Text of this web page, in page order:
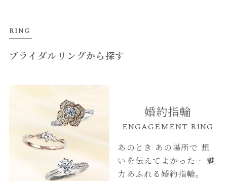
RING
ブライダルリングから探す
婚約指輪
ENGAGEMENT RING
あのとき あの場所で 想
いを伝えてよかった… 魅
力あふれる婚約指輪。